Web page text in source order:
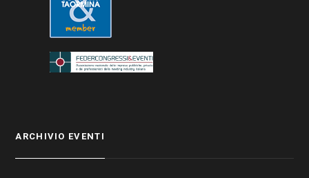
ARCHIVIO EVENTI